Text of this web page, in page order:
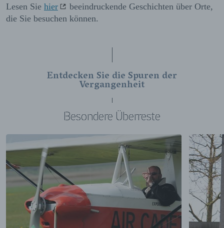
Lesen Sie hier
beeindruckende Geschichten über Orte,
die Sie besuchen können.
Entdecken Sie die Spuren der
Vergangenheit
Besondere Überreste